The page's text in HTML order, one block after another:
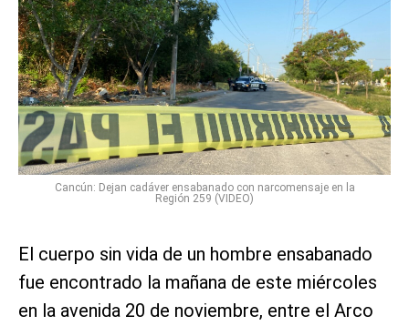
Cancún: Dejan cadáver ensabanado con narcomensaje en la
Región 259 (VIDEO)
El cuerpo sin vida de un hombre ensabanado
fue encontrado la mañana de este miércoles
en la avenida 20 de noviembre, entre el Arco